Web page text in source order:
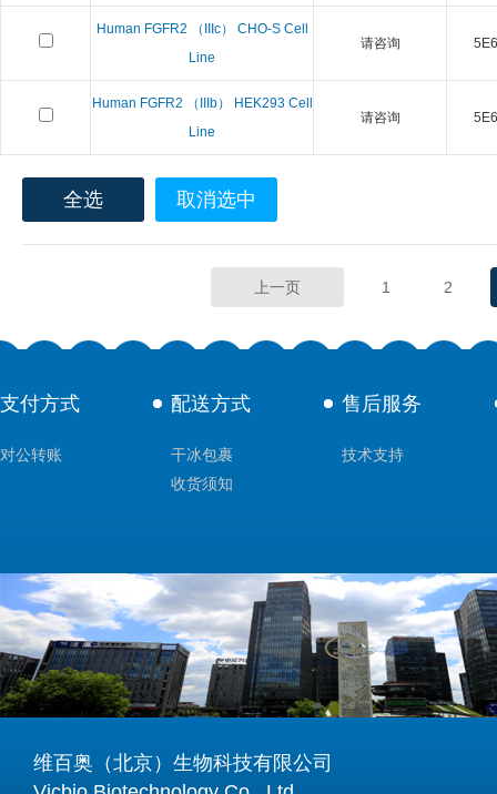
Human FGFR2 （IIIc） CHO-S Cell
Line
请咨询
Human FGFR2 （IIIb） HEK293 Cell
Line
请咨询
全选 取消选中
上一页 1 2
支付方式
对公转账
配送方式
干冰包裹
收货须知
售后服务
技术支持
维百奥（北京）生物科技有限公司